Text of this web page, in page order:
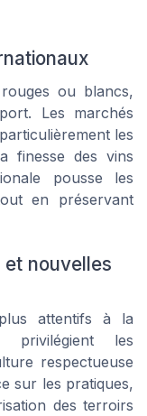
ou blancs,
Les marchés
les
finesse des vins
pousse les
en préservant
et nouvelles
attentifs à la
privilégient les
respectueuse
sur les pratiques,
des terroirs